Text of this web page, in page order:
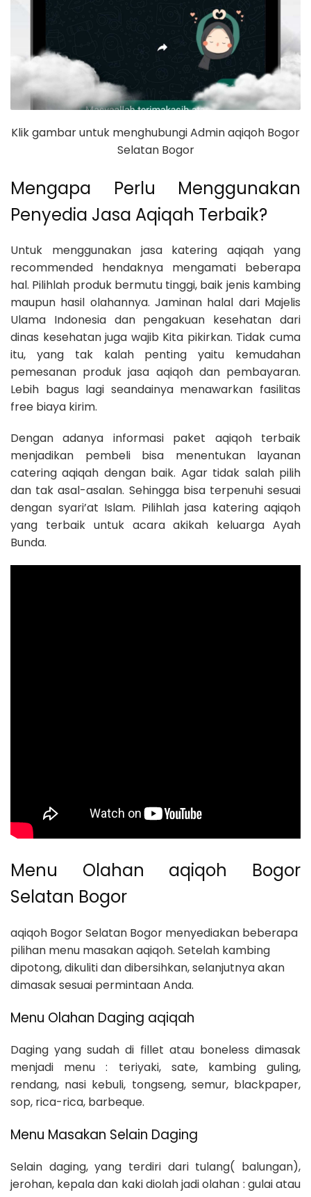
Klik gambar untuk menghubungi Admin aqiqoh Bogor
Selatan Bogor
Mengapa Perlu Menggunakan
Penyedia Jasa Aqiqah Terbaik?
Untuk menggunakan jasa katering aqiqah yang
recommended hendaknya mengamati beberapa
hal. Pilihlah produk bermutu tinggi, baik jenis kambing
maupun hasil olahannya. Jaminan halal dari Majelis
Ulama Indonesia dan pengakuan kesehatan dari
dinas kesehatan juga wajib Kita pikirkan. Tidak cuma
itu, yang tak kalah penting yaitu kemudahan
pemesanan produk jasa aqiqoh dan pembayaran.
Lebih bagus lagi seandainya menawarkan fasilitas
free biaya kirim.
Dengan adanya informasi paket aqiqoh terbaik
menjadikan pembeli bisa menentukan layanan
catering aqiqah dengan baik. Agar tidak salah pilih
dan tak asal-asalan. Sehingga bisa terpenuhi sesuai
dengan syari’at Islam. Pilihlah jasa katering aqiqoh
yang terbaik untuk acara akikah keluarga Ayah
Bunda.
Menu Olahan aqiqoh Bogor
Selatan Bogor
aqiqoh Bogor Selatan Bogor menyediakan beberapa
pilihan menu masakan aqiqoh. Setelah kambing
dipotong, dikuliti dan dibersihkan, selanjutnya akan
dimasak sesuai permintaan Anda.
Menu Olahan Daging aqiqah
Daging yang sudah di fillet atau boneless dimasak
menjadi menu : teriyaki, sate, kambing guling,
rendang, nasi kebuli, tongseng, semur, blackpaper,
sop, rica-rica, barbeque.
Menu Masakan Selain Daging
Selain daging, yang terdiri dari tulang( balungan),
jerohan, kepala dan kaki diolah jadi olahan : gulai atau